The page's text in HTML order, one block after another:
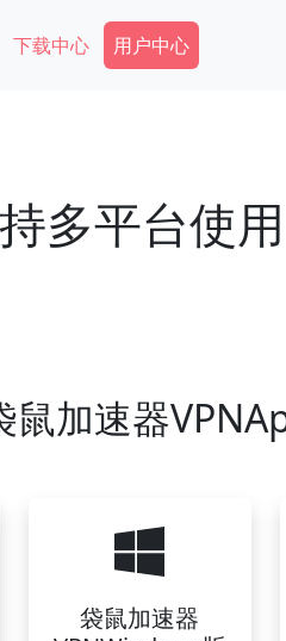
下载中心 Secondary Menu
用户中心
多平台使
加速器
袋鼠加速器